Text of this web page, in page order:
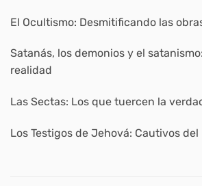
El Ocultismo: Desmitificando las
Satanás, los demonios y el
realidad
Las Sectas: Los que tuercen la
Los Testigos de Jehová: Cautivos del